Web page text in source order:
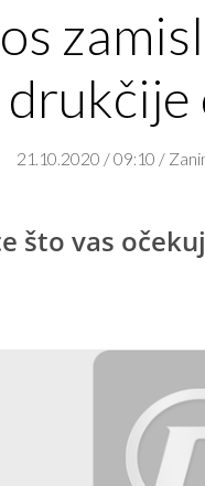
drukčije
21.10.2020 / 09:10 /
što vas